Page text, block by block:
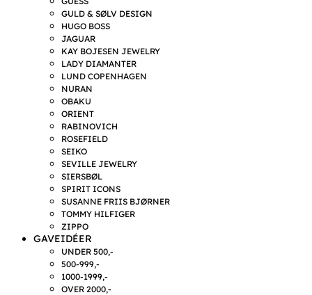
GULD & SØLV DESIGN
HUGO BOSS
JAGUAR
KAY BOJESEN JEWELRY
LADY DIAMANTER
LUND COPENHAGEN
NURAN
OBAKU
ORIENT
RABINOVICH
ROSEFIELD
SEIKO
SEVILLE JEWELRY
SIERSBØL
SPIRIT ICONS
SUSANNE FRIIS BJØRNER
TOMMY HILFIGER
ZIPPO
GAVEIDÉER
UNDER 500,-
500-999,-
1000-1999,-
OVER 2000,-